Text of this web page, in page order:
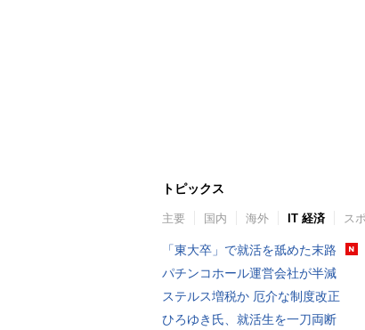
トピックス
主要 国内 海外 IT 経済 ス
「東大卒」で就活を舐めた末路
パチンコホール運営会社が半減
ステルス増税か 厄介な制度改正
ひろゆき氏、就活生を一刀両断